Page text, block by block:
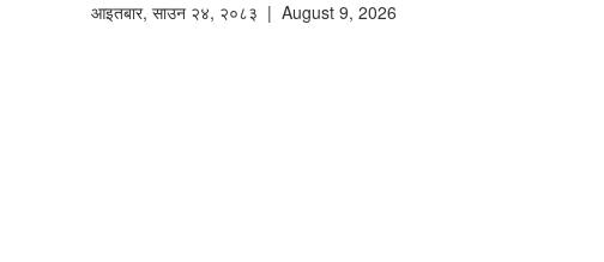
आइतबार, साउन २४, २०८३ | August 9, 2026